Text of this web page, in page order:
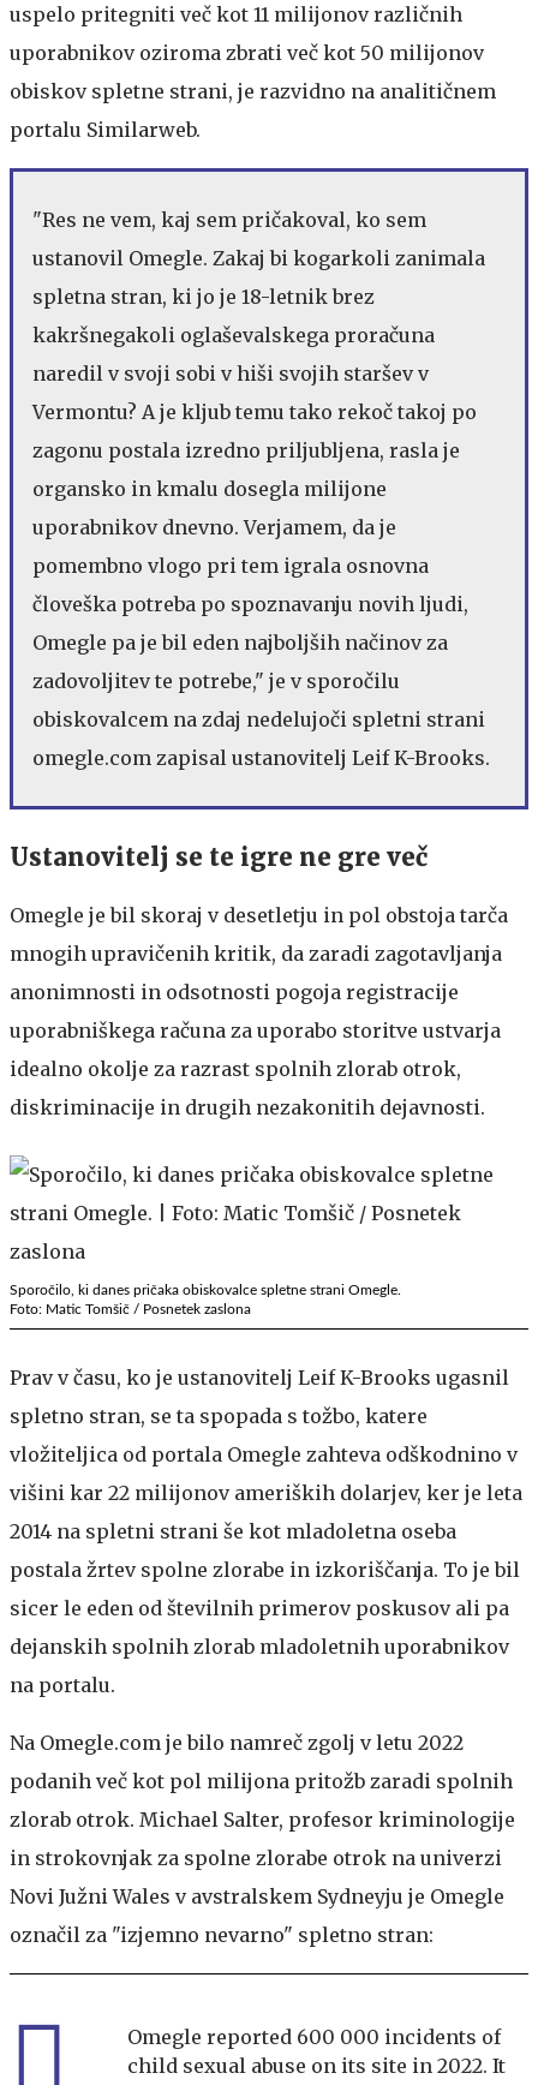
uspelo pritegniti več kot 11 milijonov različnih
uporabnikov oziroma zbrati več kot 50 milijonov
obiskov spletne strani, je razvidno na analitičnem
portalu Similarweb.
"Res ne vem, kaj sem pričakoval, ko sem
ustanovil Omegle. Zakaj bi kogarkoli zanimala
spletna stran, ki jo je 18-letnik brez
kakršnegakoli oglaševalskega proračuna
naredil v svoji sobi v hiši svojih staršev v
Vermontu? A je kljub temu tako rekoč takoj po
zagonu postala izredno priljubljena, rasla je
organsko in kmalu dosegla milijone
uporabnikov dnevno. Verjamem, da je
pomembno vlogo pri tem igrala osnovna
človeška potreba po spoznavanju novih ljudi,
Omegle pa je bil eden najboljših načinov za
zadovoljitev te potrebe," je v sporočilu
obiskovalcem na zdaj nedelujoči spletni strani
omegle.com zapisal ustanovitelj Leif K-Brooks.
Ustanovitelj se te igre ne gre več
Omegle je bil skoraj v desetletju in pol obstoja tarča
mnogih upravičenih kritik, da zaradi zagotavljanja
anonimnosti in odsotnosti pogoja registracije
uporabniškega računa za uporabo storitve ustvarja
idealno okolje za razrast spolnih zlorab otrok,
diskriminacije in drugih nezakonitih dejavnosti.
Sporočilo, ki danes pričaka obiskovalce spletne strani Omegle.
Foto: Matic Tomšič / Posnetek zaslona
Prav v času, ko je ustanovitelj Leif K-Brooks ugasnil
spletno stran, se ta spopada s tožbo, katere
vložiteljica od portala Omegle zahteva odškodnino v
višini kar 22 milijonov ameriških dolarjev, ker je leta
2014 na spletni strani še kot mladoletna oseba
postala žrtev spolne zlorabe in izkoriščanja. To je bil
sicer le eden od številnih primerov poskusov ali pa
dejanskih spolnih zlorab mladoletnih uporabnikov
na portalu.
Na Omegle.com je bilo namreč zgolj v letu 2022
podanih več kot pol milijona pritožb zaradi spolnih
zlorab otrok. Michael Salter, profesor kriminologije
in strokovnjak za spolne zlorabe otrok na univerzi
Novi Južni Wales v avstralskem Sydneyju je Omegle
označil za "izjemno nevarno" spletno stran:
Omegle reported 600 000 incidents of
child sexual abuse on its site in 2022. It